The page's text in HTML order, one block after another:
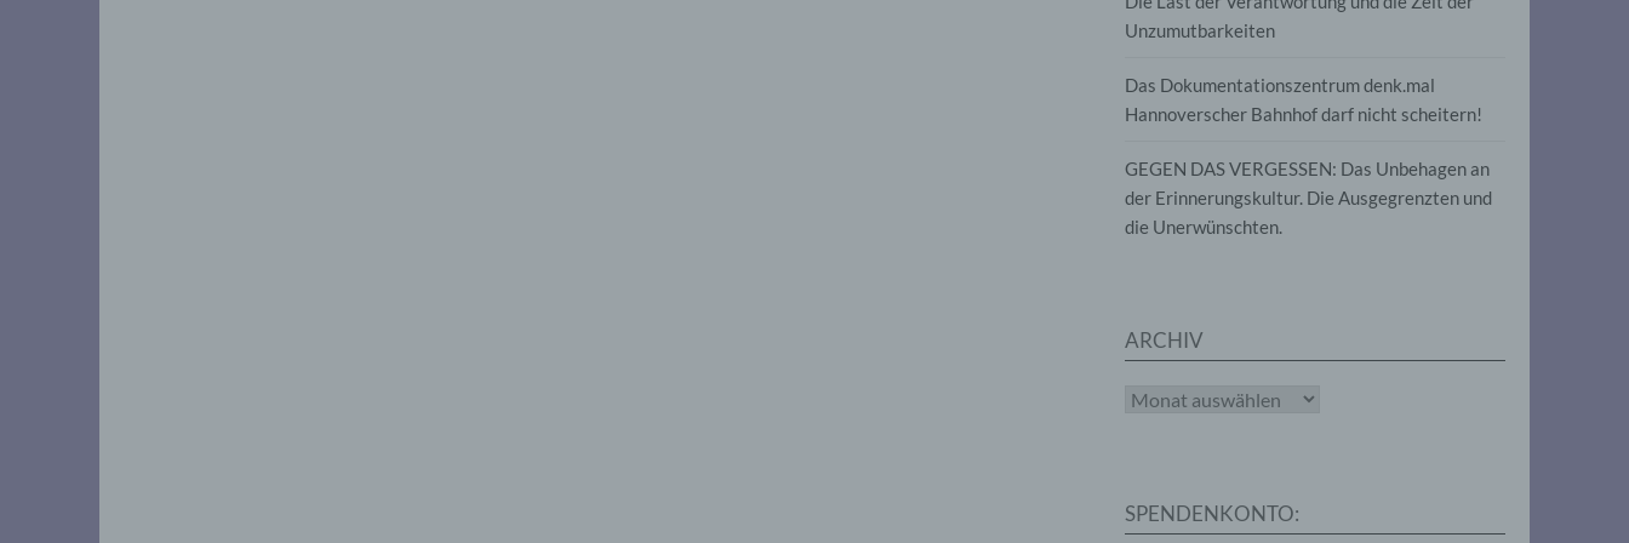
Unzumutbarkeiten
Das Dokumentationszentrum denk.mal
Hannoverscher Bahnhof darf nicht scheitern!
GEGEN DAS VERGESSEN: Das Unbehagen an
der Erinnerungskultur. Die Ausgegrenzten und
die Unerwünschten.
ARCHIV
Archiv
SPENDENKONTO:
persönliche Aspekte, die sich auf eine natürliche Person beziehen,
zu bewerten, insbesondere, um Aspekte bezüglich Arbeitsleistung,